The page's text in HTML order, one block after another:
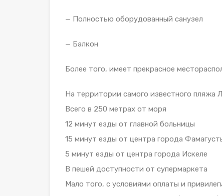
— Полностью оборудованный санузел
— Балкон
Более того, имеет прекрасное
На территории самого известного пляжа
Всего в 250 метрах от моря
12 минут езды от главной больницы
15 минут езды от центра города
5 минут езды от центра города Искеле
В пешей доступности от супермаркета
Мало того, с условиями оплаты и